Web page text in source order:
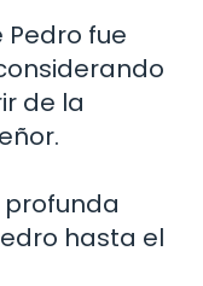
fue
de la
profunda
hasta el